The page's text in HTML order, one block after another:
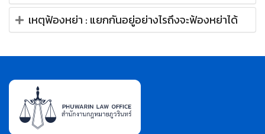
เหตุฟ้องหย่า : แยกกันอยู่อย่างไรถึงจะฟ้องหย่าได้